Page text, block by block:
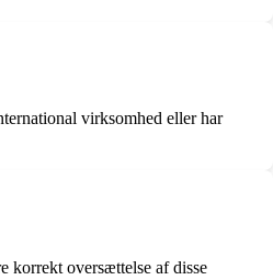
virksomhed eller har
korrekt oversættelse af disse